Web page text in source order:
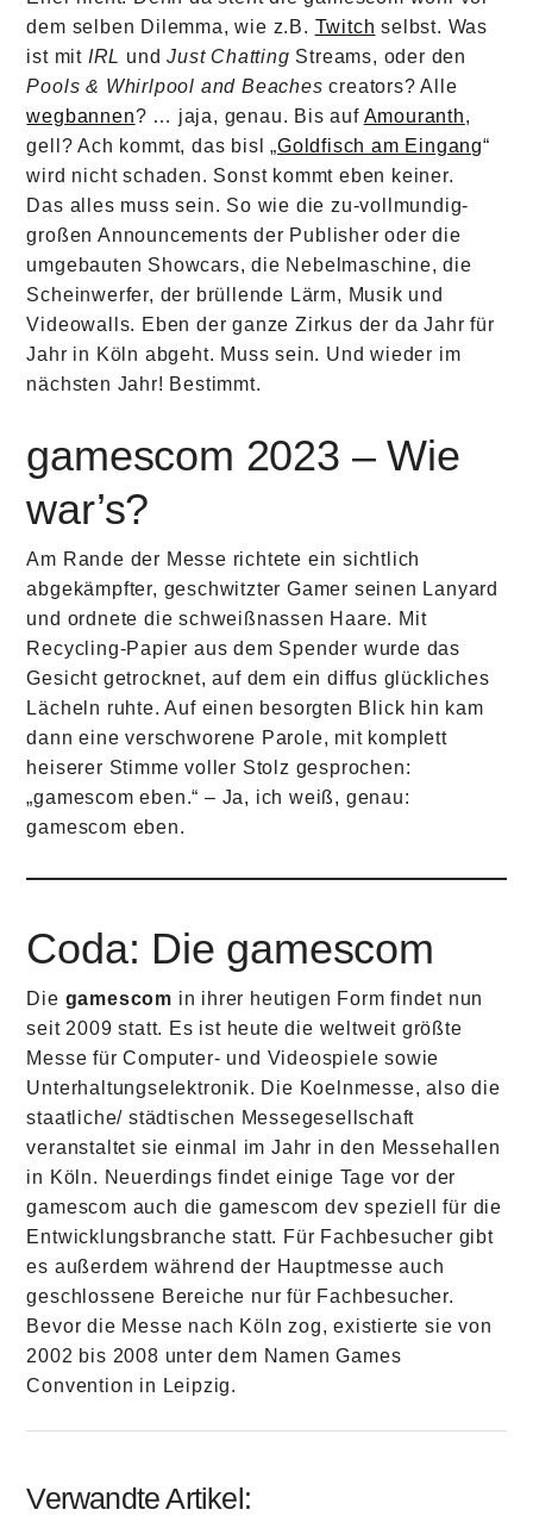
dem selben Dilemma, wie z.B. Twitch selbst. Was
ist mit IRL undJust Chatting Streams, oder den
Pools & Whirlpool and Beaches creators? Alle
wegbannen? … jaja, genau. Bis auf Amouranth,
gell? Ach kommt, das bisl „Goldfisch am Eingang“
wird nicht schaden. Sonst kommt eben keiner.
Das alles muss sein. So wie die zu-vollmundig-
großen Announcements der Publisher oder die
umgebauten Showcars, die Nebelmaschine, die
Scheinwerfer, der brüllende Lärm, Musik und
Videowalls. Eben der ganze Zirkus der da Jahr für
Jahr in Köln abgeht. Muss sein. Und wieder im
nächsten Jahr! Bestimmt.
gamescom 2023 – Wie
war’s?
Am Rande der Messe richtete ein sichtlich
abgekämpfter, geschwitzter Gamer seinen Lanyard
und ordnete die schweißnassen Haare. Mit
Recycling-Papier aus dem Spender wurde das
Gesicht getrocknet, auf dem ein diffus glückliches
Lächeln ruhte. Auf einen besorgten Blick hin kam
dann eine verschworene Parole, mit komplett
heiserer Stimme voller Stolz gesprochen:
„gamescom eben.“ – Ja, ich weiß, genau:
gamescom eben.
Coda: Die gamescom
Die gamescom in ihrer heutigen Form findet nun
seit 2009 statt. Es ist heute die weltweit größte
Messe für Computer- und Videospiele sowie
Unterhaltungselektronik. Die Koelnmesse, also die
staatliche/ städtischen Messegesellschaft
veranstaltet sie einmal im Jahr in den Messehallen
in Köln. Neuerdings findet einige Tage vor der
gamescom auch die gamescom dev speziell für die
Entwicklungsbranche statt. Für Fachbesucher gibt
es außerdem während der Hauptmesse auch
geschlossene Bereiche nur für Fachbesucher.
Bevor die Messe nach Köln zog, existierte sie von
2002 bis 2008 unter dem Namen Games
Convention in Leipzig.
Verwandte Artikel: